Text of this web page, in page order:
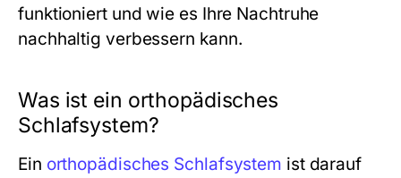
funktioniert und wie es Ihre Nachtruhe
nachhaltig verbessern kann.
Was ist ein orthopädisches
Schlafsystem?
Ein orthopädisches Schlafsystem ist darauf